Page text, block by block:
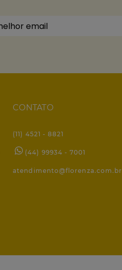
CONTATO
(11) 4521 - 8821
(44) 99934 - 7001
atendimento@florenza.com.br